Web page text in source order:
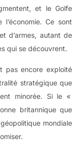
et le Golfe
Ce sont
d’armes, autant de
qui se découvrent.
pas encore exploité
stratégique que
minorée. Si le «
britannique que
mondiale